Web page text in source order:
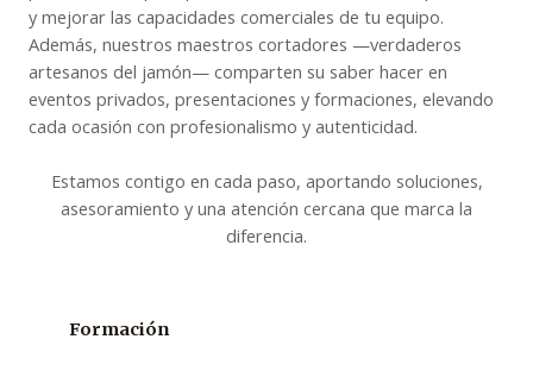
y mejorar las capacidades comerciales de tu equipo.
Además, nuestros maestros cortadores —verdaderos
artesanos del jamón— comparten su saber hacer en
eventos privados, presentaciones y formaciones, elevando
cada ocasión con profesionalismo y autenticidad.
Estamos contigo en cada paso, aportando soluciones,
asesoramiento y una atención cercana que marca la
diferencia.
Formación